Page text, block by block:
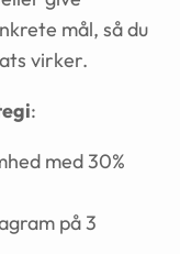
mål, så du
virker.
:
med 30%
på 3